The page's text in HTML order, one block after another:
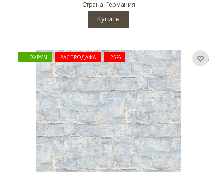
Страна: Германия
Купить
ШОУРУМ РАСПРОДАЖА -25%